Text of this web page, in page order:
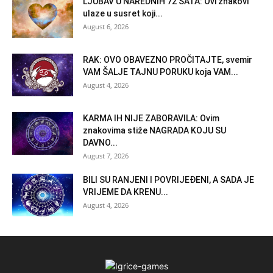
ulaze u susret koji...
August 6, 2026
RAK: OVO OBAVEZNO PROČITAJTE, svemir
VAM ŠALJE TAJNU PORUKU koja VAM...
August 4, 2026
KARMA IH NIJE ZABORAVILA: Ovim
znakovima stiže NAGRADA KOJU SU
DAVNO...
August 7, 2026
BILI SU RANJENI I POVRIJEĐENI, A SADA JE
VRIJEME DA KRENU...
August 4, 2026